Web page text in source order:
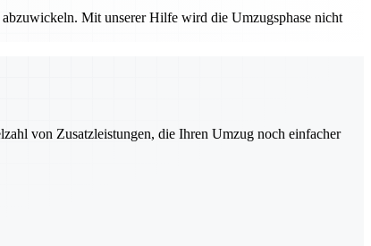
Mit unserer Hilfe wird die Umzugsphase nicht
von Zusatzleistungen, die Ihren Umzug noch einfacher